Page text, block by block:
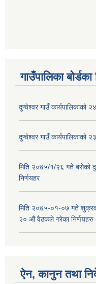
गाउँपालिका
दुप्चेश्वर गाउँ
दुप्चेश्वर गाउँ
मिति २०७५/१/२६ गते बसेको
निर्णयहर
मिति २०७५-०१-०७ गते
२० औं वैठकले गरेका निर्णयहरु
ऐन, कानुन तथा